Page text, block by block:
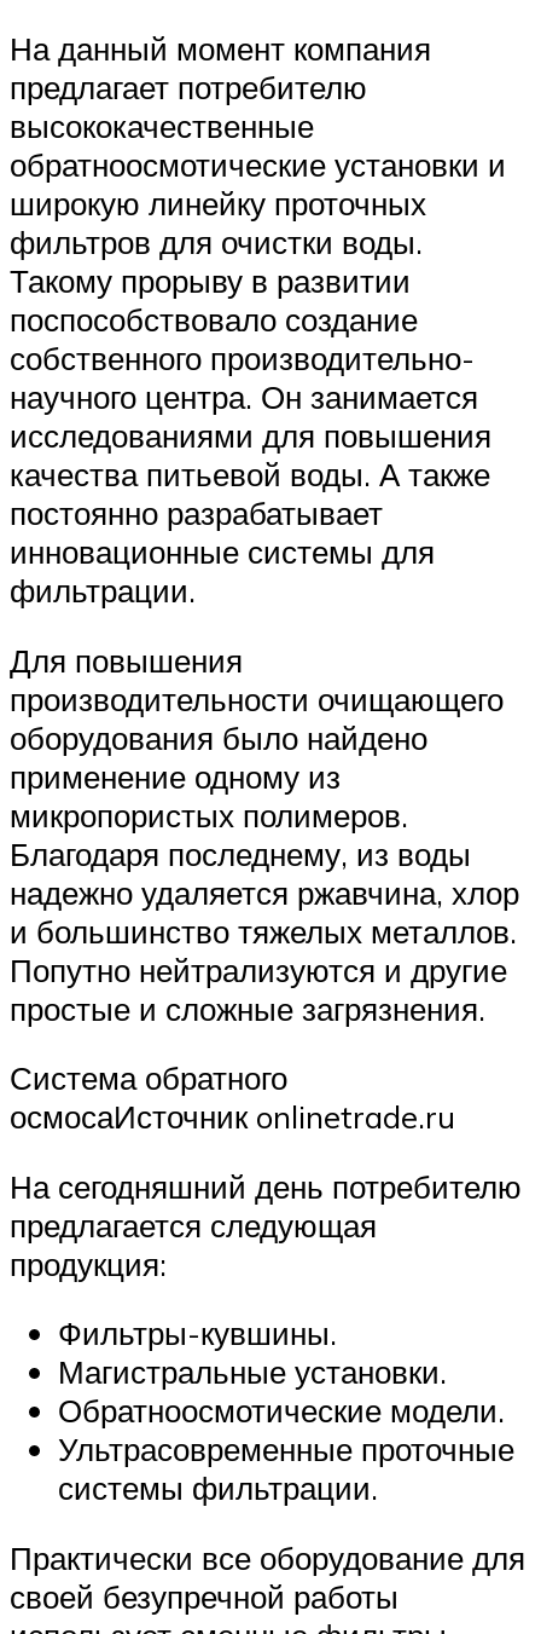
На данный момент компания
предлагает потребителю
высококачественные
обратноосмотические установки и
широкую линейку проточных
фильтров для очистки воды.
Такому прорыву в развитии
поспособствовало создание
собственного производительно-
научного центра. Он занимается
исследованиями для повышения
качества питьевой воды. А также
постоянно разрабатывает
инновационные системы для
фильтрации.
Для повышения
производительности очищающего
оборудования было найдено
применение одному из
микропористых полимеров.
Благодаря последнему, из воды
надежно удаляется ржавчина, хлор
и большинство тяжелых металлов.
Попутно нейтрализуются и другие
простые и сложные загрязнения.
Система обратного
осмосаИсточник onlinetrade.ru
На сегодняшний день потребителю
предлагается следующая
продукция:
Фильтры-кувшины.
Магистральные установки.
Обратноосмотические модели.
Ультрасовременные проточные
системы фильтрации.
Практически все оборудование для
своей безупречной работы